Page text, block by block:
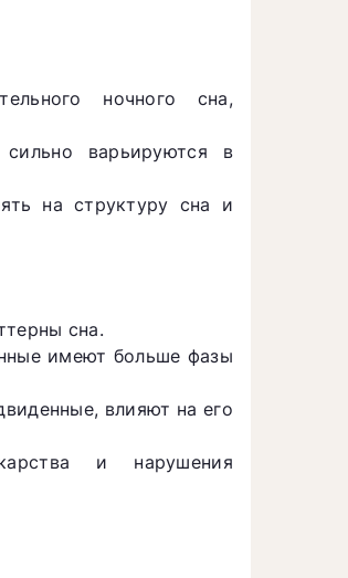
ночного сна,
сильно варьируются в
на структуру сна и
сна.
имеют больше фазы
влияют на его
и нарушения